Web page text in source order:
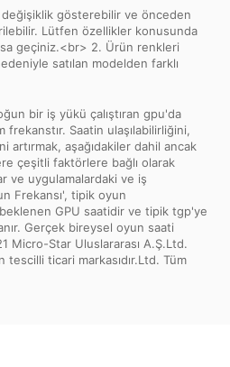
gösterebilir ve önceden
Lütfen özellikler konusunda
geçiniz.<br> 2. Ürün renkleri
satılan modelden farklı
bir iş yükü çalıştıran gpu'da
Saatin ulaşılabilirliğini,
artırmak, aşağıdakiler dahil ancak
çeşitli faktörlere bağlı olarak
ve uygulamalardaki ve iş
Frekansı', tipik oyun
beklenen GPU saatidir ve tipik tgp'ye
Gerçek bireysel oyun saati
Micro-Star Uluslararası A.Ş.Ltd.
ticari markasıdır.Ltd. Tüm